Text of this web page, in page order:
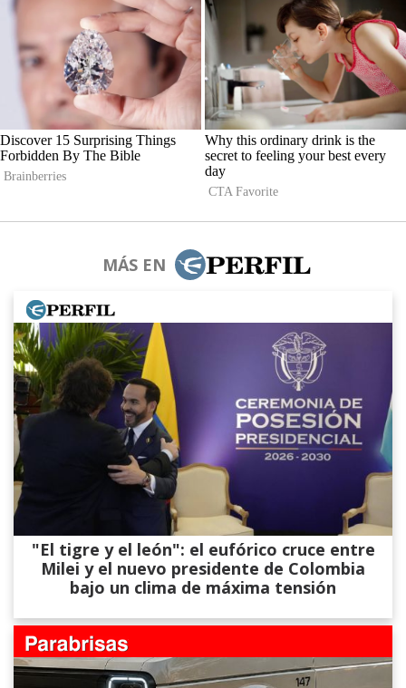
MÁS EN
"El tigre y el león": el eufórico cruce entre
Milei y el nuevo presidente de Colombia
bajo un clima de máxima tensión